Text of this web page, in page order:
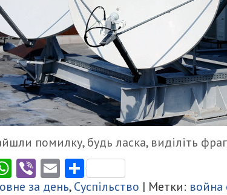
помилку, будь ласка, виділіть
WhatsApp
ViberEmailПоділитися
за день,Суспільство | Метки: война